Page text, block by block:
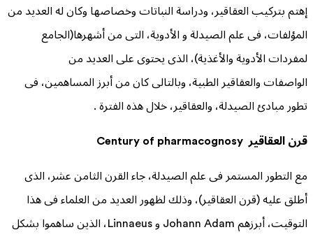
إهتم بتركيب العقاقير، ودراسة النباتات وخصاصها وكان له العديد من
المؤلفات، فى علم الصيدلة و الأدوية، التى من أشهرها(الجامع
لمفردات الأدوية والأغذية)، الذى يحتوى على العديد من
الواصفات والعقاقير الطبية، وبالتالى كان من أبرز المساهمين، فى
تطور مبادئ الصيدلة، والعقاقير، خلال هذه الفترة .
قرن العقاقير Century of pharmacognosy
مع التطور المستمر فى علم الصيدلة، جاء القرن الثامن عشر، الذى
أطلق عليه (قرن العقاقير)، وذلك لظهور العديد من العلماء فى هذا
التوقيت، أبرزهم Johann Adam و Linnaeus، الذين ساهموا بشكل